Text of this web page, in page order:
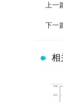
上一
下一
相